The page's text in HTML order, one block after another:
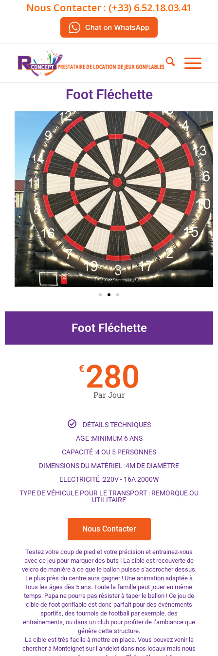
Nous Contacter : (+33) 6.52.18.03.41
Foot Fléchette
Foot Fléchette
€ 280
Par Jour
DÉTAILS TECHNIQUES
AGE :MINIMUM 6 ANS
CAPACITÉ :4 OU 5 PERSONNES
DIMENSIONS DU MATÉRIEL :4M DE DIAMÈTRE
ELECTRICITÉ :220V - 16A 2000W
TYPE DE VÉHICULE POUR LE TRANSPORT : REMORQUE OU
UTILITAIRE
Nous Contacter
Testez votre coup de pied et votre précision et entrainez-vous
avec ce jeu pour marquer des buts ! La cible est recouverte de
velcro de manière à ce que le ballon puisse s'accrocher dessus.
Le plus près du centre aura gagner ! Une animation adaptée à
tous les âges dès 5 ans. Toute la famille peut jouer en même
temps. Papa ne pourra pas résister à taper le ballon ! Ce jeu de
cible de foot gonflable est donc parfait pour des événements
sportifs, des tournois de football par exemple, des
entraînements, ou dans un club pour profiter de l’ambiance que
génère cette structure.
La cible est très facile à mettre en place. Vous pouvez venir la
chercher à Monteignet sur l’andelot dans nos locaux mais nous